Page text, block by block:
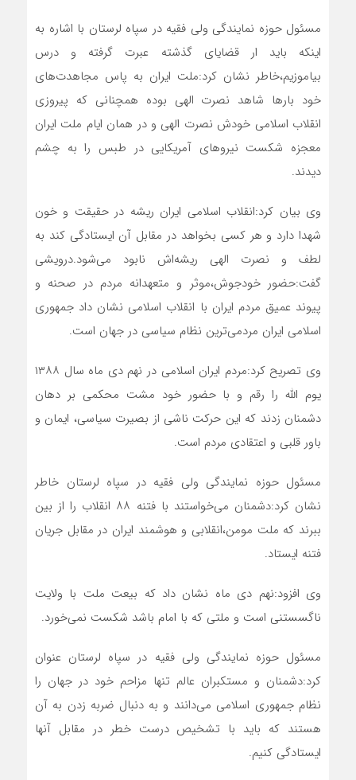
مسئول حوزه نمایندگی ولی فقیه در سپاه لرستان با اشاره به
اینکه باید ار قضایای گذشته عبرت گرفته و درس
بیاموزیم،خاطر نشان کرد:ملت ایران به پاس مجاهدت‌های
خود بارها شاهد نصرت الهی بوده همچنانی که پیروزی
انقلاب اسلامی خودش نصرت الهی و در همان ایام ملت ایران
معجزه شکست نیروهای آمریکایی در طبس را به چشم
دیدند.
وی بیان کرد:انقلاب اسلامی ایران ریشه در حقیقت و خون
شهدا دارد و هر کسی بخواهد در مقابل آن ایستادگی کند به
لطف و نصرت الهی ریشه‌اش نابود می‌شود.درویشی
گفت:حضور خودجوش،موثر و متعهدانه مردم در صحنه و
پیوند عمیق مردم ایران با انقلاب اسلامی نشان داد جمهوری
اسلامی ایران مردمی‌ترین نظام سیاسی در جهان است.
وی تصریح کرد:مردم ایران اسلامی در نهم دی ماه سال ۱۳۸۸
یوم الله را رقم و با حضور خود مشت محکمی بر دهان
دشمنان زدند که این حرکت ناشی از بصیرت سیاسی، ایمان و
باور قلبی و اعتقادی مردم است‌.
مسئول حوزه نمایندگی ولی فقیه در سپاه لرستان خاطر
نشان کرد:دشمنان می‌خواستند با فتنه ۸۸ انقلاب را از بین
ببرند که ملت مومن،انقلابی و هوشمند ایران در مقابل جریان
فتنه ایستاد‌.
وی افزود:نهم دی ماه نشان داد که بیعت ملت با ولایت
ناگسستنی است و ملتی که با امام باشد شکست نمی‌خورد.
مسئول حوزه نمایندگی ولی فقیه در سپاه لرستان عنوان
کرد:دشمنان و مستکبران عالم تنها مزاحم خود در جهان را
نظام جمهوری اسلامی می‌دانند و به دنبال ضربه زدن به آن
هستند که باید با تشخیص درست خطر در مقابل آنها
ایستادگی کنیم.